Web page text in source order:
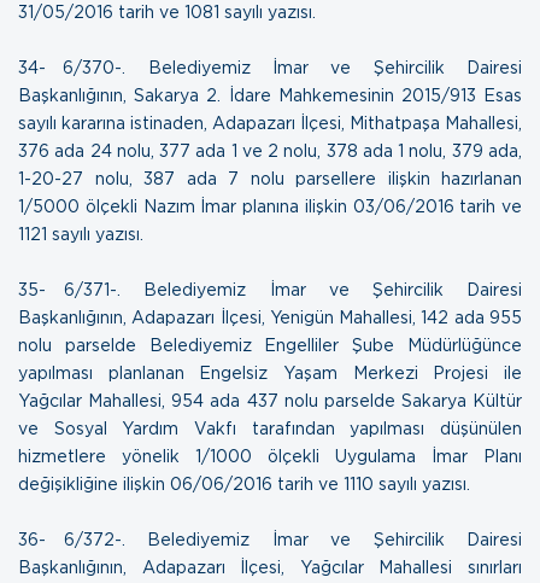
31/05/2016 tarih ve 1081 sayılı yazısı
34- 6/370-. Belediyemiz İmar ve Şehircilik Dairesi
Başkanlığının, Sakarya 2. İdare Mahkemesinin 2015/913 Esas
sayılı kararına istinaden, Adapazarı İlçesi, Mithatpaşa Mahallesi,
376 ada 24 nolu, 377 ada 1 ve 2 nolu, 378 ada 1 nolu, 379 ada,
1-20-27 nolu, 387 ada 7 nolu parsellere ilişkin hazırlanan
1/5000 ölçekli Nazım İmar planına ilişkin 03/06/2016 tarih ve
1121 sayılı yazısı
35- 6/371-. Belediyemiz İmar ve Şehircilik Dairesi
Başkanlığının, Adapazarı İlçesi, Yenigün Mahallesi, 142 ada 955
nolu parselde Belediyemiz Engelliler Şube Müdürlüğünce
yapılması planlanan Engelsiz Yaşam Merkezi Projesi ile
Yağcılar Mahallesi, 954 ada 437 nolu parselde Sakarya Kültür
ve Sosyal Yardım Vakfı tarafından yapılması düşünülen
hizmetlere yönelik 1/1000 ölçekli Uygulama İmar Planı
değişikliğine ilişkin 06/06/2016 tarih ve 1110 sayılı yazısı
36- 6/372-. Belediyemiz İmar ve Şehircilik Dairesi
Başkanlığının, Adapazarı İlçesi, Yağcılar Mahallesi sınırları